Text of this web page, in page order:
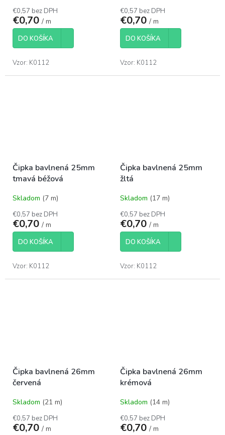
€0,57 bez DPH
€0,70 / m
DO KOŠÍKA
Vzor: K0112
€0,57 bez DPH
€0,70 / m
DO KOŠÍKA
Vzor: K0112
Čipka bavlnená 25mm
tmavá béžová
Skladom (7 m)
€0,57 bez DPH
€0,70 / m
DO KOŠÍKA
Vzor: K0112
Čipka bavlnená 25mm
žltá
Skladom (17 m)
€0,57 bez DPH
€0,70 / m
DO KOŠÍKA
Vzor: K0112
Čipka bavlnená 26mm
červená
Skladom (21 m)
€0,57 bez DPH
€0,70 / m
Čipka bavlnená 26mm
krémová
Skladom (14 m)
€0,57 bez DPH
€0,70 / m